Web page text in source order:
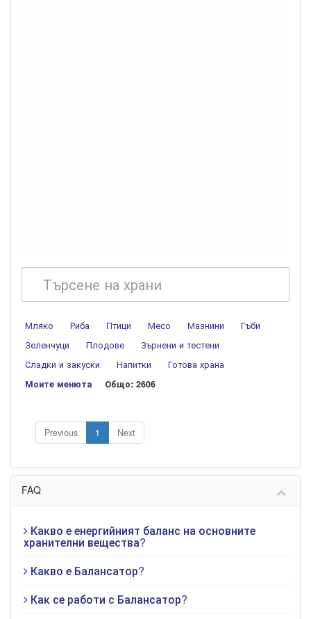
Мляко Риба Птици Месо Мазнини
Гъби
Зеленчуци
Плодове
Зърнени и тестени
Сладки и закуски
Напитки Готова храна
Моите менюта Общо: 2606
Previous 1 Next
FAQ
Какво е енергийният баланс на основните
хранителни вещества?
Какво е Балансатор?
Как се работи с Балансатор?